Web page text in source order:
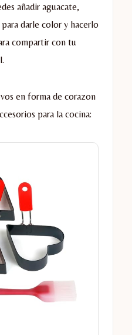
añadir aguacate,
darle color y hacerlo
compartir con tu
en forma de corazon
para la cocina: